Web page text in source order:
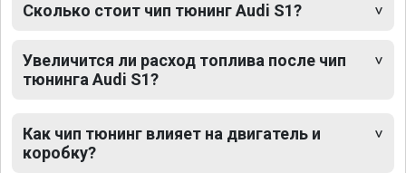
Сколько стоит чип тюнинг Audi S1?
Увеличится ли расход топлива после чип
тюнинга Audi S1?
Как чип тюнинг влияет на двигатель и
коробку?